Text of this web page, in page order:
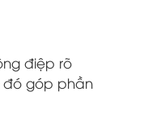
điệp rõ
đó góp phần